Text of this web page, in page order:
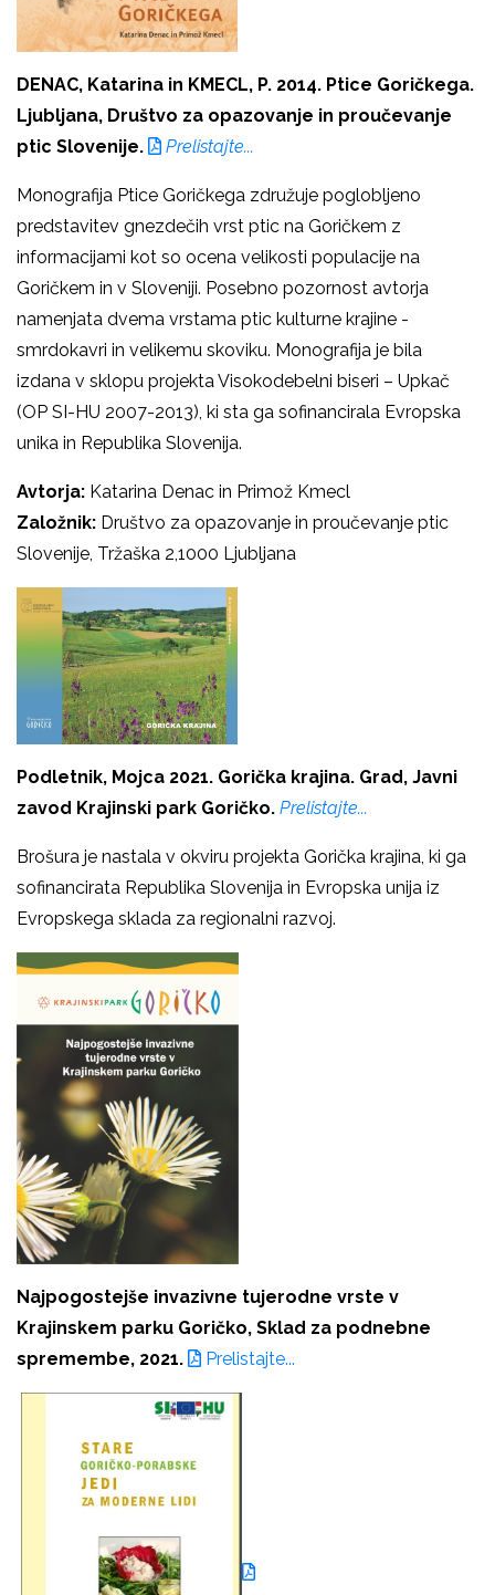
DENAC, Katarina in KMECL, P. 2014. Ptice Goričkega.
Ljubljana, Društvo za opazovanje in proučevanje
ptic Slovenije.
Prelistajte...
Monografija Ptice Goričkega združuje poglobljeno
predstavitev gnezdečih vrst ptic na Goričkem z
informacijami kot so ocena velikosti populacije na
Goričkem in v Sloveniji. Posebno pozornost avtorja
namenjata dvema vrstama ptic kulturne krajine -
smrdokavri in velikemu skoviku. Monografija je bila
izdana v sklopu projekta Visokodebelni biseri – Upkač
(OP SI-HU 2007-2013), ki sta ga sofinancirala Evropska
unika in Republika Slovenija.
Avtorja: Katarina Denac in Primož Kmecl
Založnik: Društvo za opazovanje in proučevanje ptic
Slovenije, Tržaška 2,1000 Ljubljana
Podletnik, Mojca 2021. Gorička krajina. Grad, Javni
zavod Krajinski park Goričko. Prelistajte...
Brošura je nastala v okviru projekta Gorička krajina, ki ga
sofinancirata Republika Slovenija in Evropska unija iz
Evropskega sklada za regionalni razvoj.
Najpogostejše invazivne tujerodne vrste v
Krajinskem parku Goričko, Sklad za podnebne
spremembe, 2021.
Prelistajte...